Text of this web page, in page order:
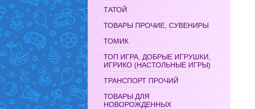
ТАТОЙ
ТОВАРЫ ПРОЧИЕ, СУВЕНИРЫ
ТОМИК
ТОП ИГРА, ДОБРЫЕ ИГРУШКИ,
ИГРИКО (НАСТОЛЬНЫЕ ИГРЫ)
ТРАНСПОРТ ПРОЧИЙ
ТОВАРЫ ДЛЯ
НОВОРОЖДЕННЫХ